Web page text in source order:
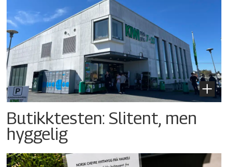
Butikktesten: Slitent, men
hyggelig